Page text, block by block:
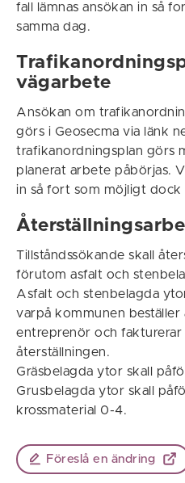
fall lämnas ansökan in så
samma dag.
vägarbete
Ansökan om
görs i Geosecma via länk
trafikanordningsplan görs
planerat arbete påbörjas.
in så fort som möjligt dock
Tillståndssökande skall
förutom asfalt och
Asfalt och stenbelagda
varpå kommunen beställer
entreprenör och
återställningen.
Gräsbelagda ytor skall
Grusbelagda ytor skall
krossmaterial 0-4.
Föreslå en ändring